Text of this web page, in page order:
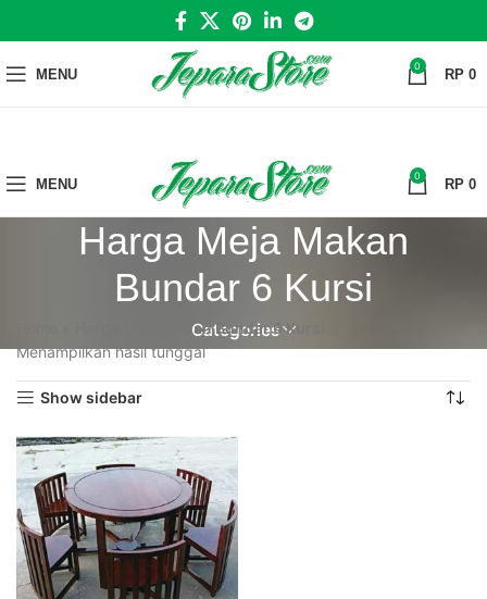
MENU 0 RP 0
MENU 0 RP 0
Harga Meja Makan
Bundar 6 Kursi
Categories
Harga Meja Makan Bundar 6 Kursi
Menampilkan hasil tunggal
Show sidebar